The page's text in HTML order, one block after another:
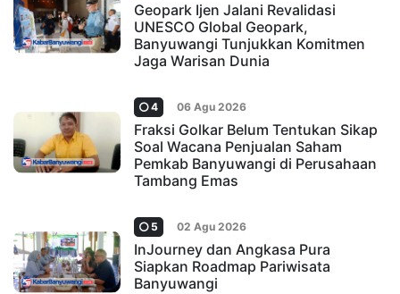
Geopark Ijen Jalani Revalidasi
UNESCO Global Geopark,
Banyuwangi Tunjukkan Komitmen
Jaga Warisan Dunia
4 06 Agu 2026
Fraksi Golkar Belum Tentukan Sikap
Soal Wacana Penjualan Saham
Pemkab Banyuwangi di Perusahaan
Tambang Emas
5 02 Agu 2026
InJourney dan Angkasa Pura
Siapkan Roadmap Pariwisata
Banyuwangi